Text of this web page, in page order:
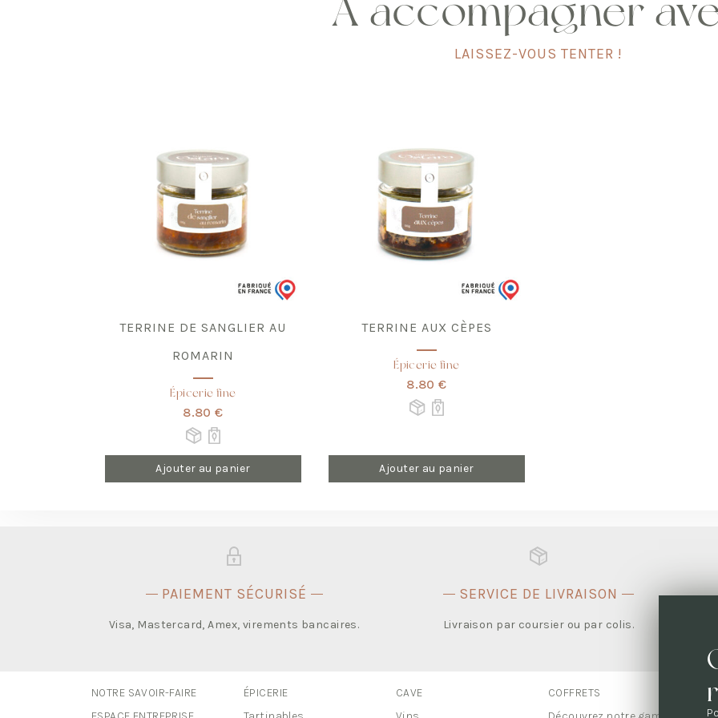
À accompagner
LAISSEZ-VOUS TENTER !
TERRINE DE SANGLIER AU
ROMARIN
Épicerie fine
8.80 €
Ajouter au panier
TERRINE AUX CÈPES
Épicerie fine
8.80 €
Ajouter au panier
PAIEMENT SÉCURISÉ
Visa, Mastercard, Amex, virements bancaires.
SERVICE DE LIVRAISON
Livraison par coursier ou par colis.
NOTRE SAVOIR-FAIRE
ÉPICERIE
CAVE
COFFRETS